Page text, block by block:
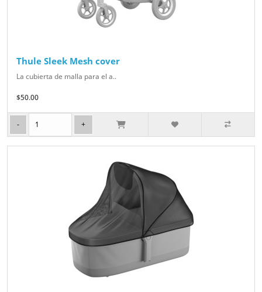
Thule Sleek Mesh cover
La cubierta de malla para el a..
$50.00